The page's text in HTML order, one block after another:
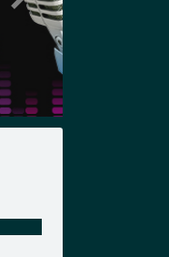
Next